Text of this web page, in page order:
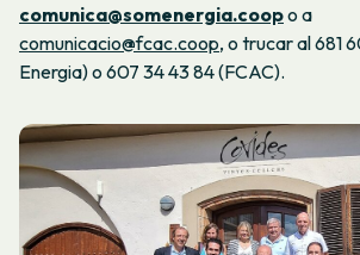
comunica@somenergia.coopo a
comunicacio@fcac.coop, o trucar al 681
Energia) o 607 34 43 84(FCAC).